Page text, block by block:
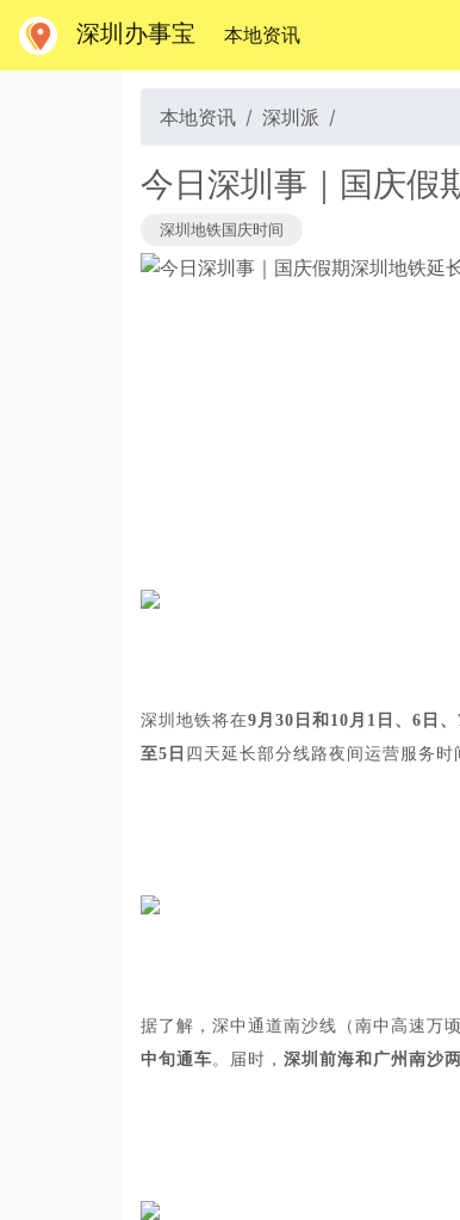
深圳办事宝 本地资讯(当前)
本地资讯 深圳派
今日深圳事｜国庆假
深圳地铁国庆时间
深圳地铁将在9月30日和10月1日、6日、
至5日 四天延长部分线路夜间运营服务时
据了解，深中通道南沙线（南中高速万
中旬通车。届时， 深圳前海和广州南沙